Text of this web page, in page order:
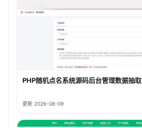
PHP随机点名系统源码后台管理数据抽取
更新 2026-08-09